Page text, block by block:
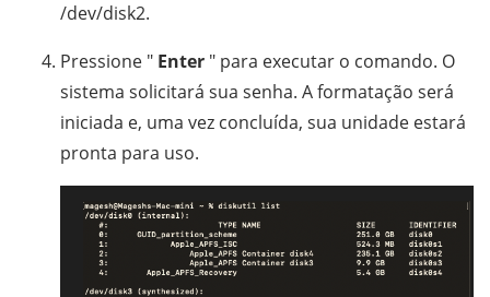
/dev/disk2.
Pressione " Enter " para executar o comando. O
sistema solicitará sua senha. A formatação será
iniciada e, uma vez concluída, sua unidade estará
pronta para uso.